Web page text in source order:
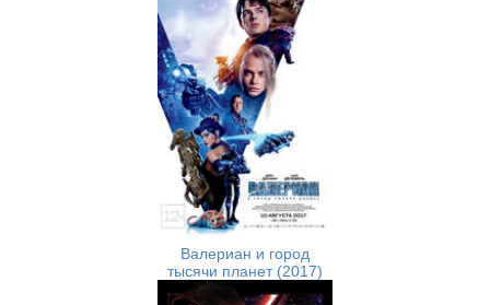
Валериан и город
тысячи планет (2017)